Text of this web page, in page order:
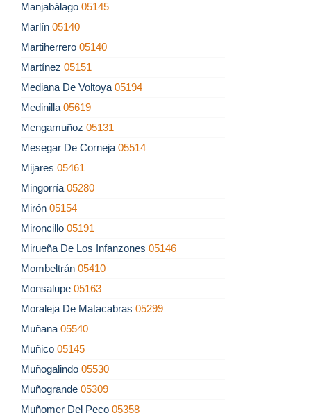
Manjabálago 05145
Marlín 05140
Martiherrero 05140
Martínez 05151
Mediana De Voltoya 05194
Medinilla 05619
Mengamuñoz 05131
Mesegar De Corneja 05514
Mijares 05461
Mingorría 05280
Mirón 05154
Mironcillo 05191
Mirueña De Los Infanzones 05146
Mombeltrán 05410
Monsalupe 05163
Moraleja De Matacabras 05299
Muñana 05540
Muñico 05145
Muñogalindo 05530
Muñogrande 05309
Muñomer Del Peco 05358